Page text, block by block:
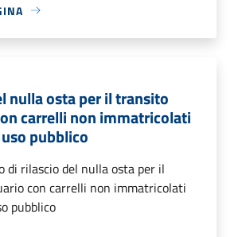
nulla osta per il transito
carrelli non immatricolati
pubblico
di rilascio del nulla osta per il
con carrelli non immatricolati
pubblico